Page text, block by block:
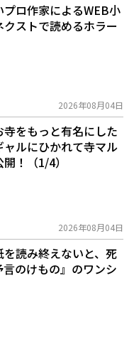
プロ作家によるWEB小
クストで読めるホラー
2026年08月04日
寺をもっと有名にした
ルにひかれて寺マル
！（1/4）
2026年08月04日
を読み終えないと、死
言のけもの』のワンシ